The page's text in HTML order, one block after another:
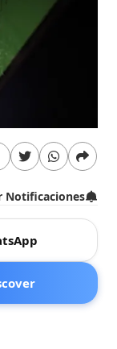
Notificaciones